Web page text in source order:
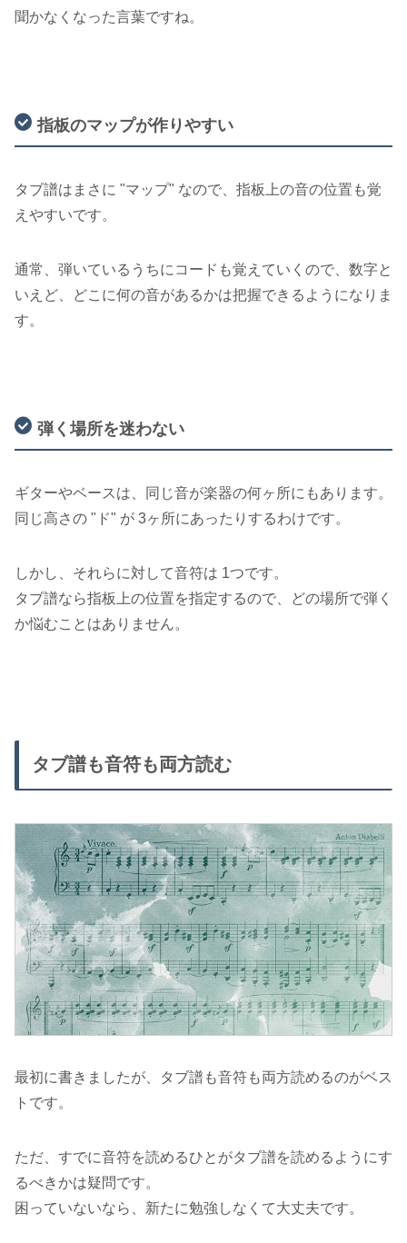
聞かなくなった言葉ですね。
指板のマップが作りやすい
タブ譜はまさに "マップ" なので、指板上の音の位置も覚
えやすいです。
通常、弾いているうちにコードも覚えていくので、数字と
いえど、どこに何の音があるかは把握できるようになりま
す。
弾く場所を迷わない
ギターやベースは、同じ音が楽器の何ヶ所にもあります。
同じ高さの "ド" が 3ヶ所にあったりするわけです。
しかし、それらに対して音符は 1つです。
タブ譜なら指板上の位置を指定するので、どの場所で弾く
か悩むことはありません。
タブ譜も音符も両方読む
最初に書きましたが、タブ譜も音符も両方読めるのがベス
トです。
ただ、すでに音符を読めるひとがタブ譜を読めるようにす
るべきかは疑問です。
困っていないなら、新たに勉強しなくて大丈夫です。